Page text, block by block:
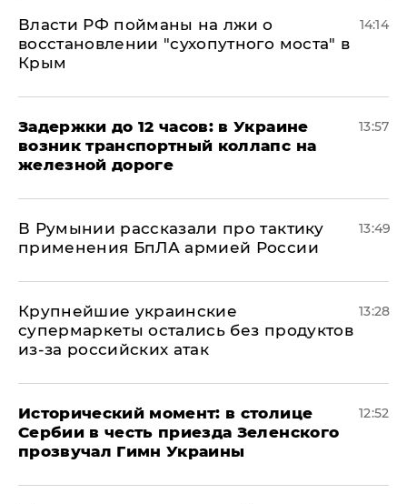
Власти РФ пойманы на лжи о
восстановлении "сухопутного моста" в
Крым
14:14
Задержки до 12 часов: в Украине
возник транспортный коллапс на
железной дороге
13:57
В Румынии рассказали про тактику
применения БпЛА армией России
13:49
Крупнейшие украинские
супермаркеты остались без продуктов
из-за российских атак
13:28
Исторический момент: в столице
Сербии в честь приезда Зеленского
прозвучал Гимн Украины
12:52